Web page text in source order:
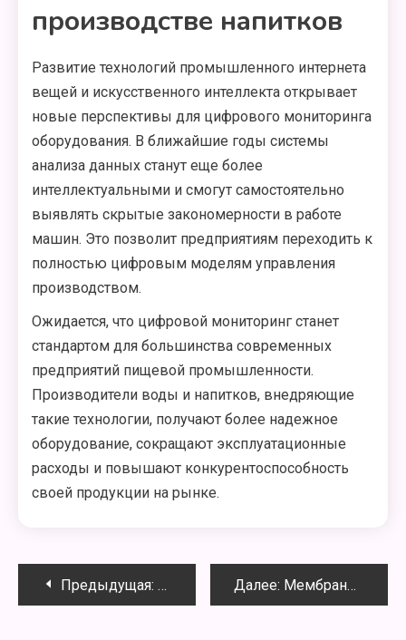
производстве напитков
Развитие технологий промышленного интернета
вещей и искусственного интеллекта открывает
новые перспективы для цифрового мониторинга
оборудования. В ближайшие годы системы
анализа данных станут еще более
интеллектуальными и смогут самостоятельно
выявлять скрытые закономерности в работе
машин. Это позволит предприятиям переходить к
полностью цифровым моделям управления
производством.
Ожидается, что цифровой мониторинг станет
стандартом для большинства современных
предприятий пищевой промышленности.
Производители воды и напитков, внедряющие
такие технологии, получают более надежное
оборудование, сокращают эксплуатационные
расходы и повышают конкурентоспособность
своей продукции на рынке.
Навигация
Предыдущая: Роботизация упаковочных линий
Далее: Мембраны FilmTec в системах обратного осмоса для производства питьевой воды